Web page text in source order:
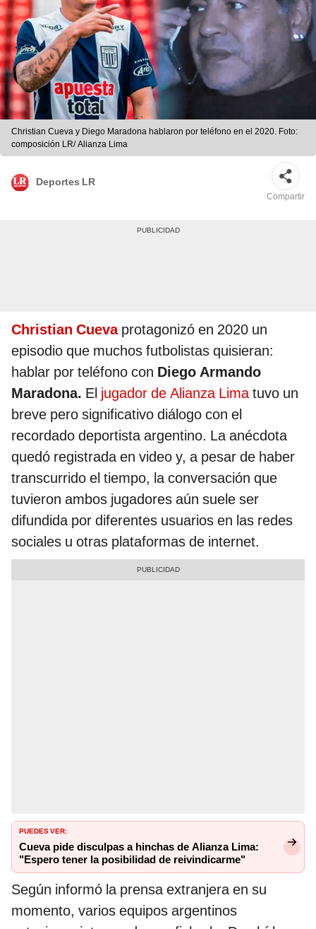
Christian Cueva y Diego Maradona hablaron por teléfono en el 2020. Foto:
composición LR/ Alianza Lima
Deportes LR
Compartir
Christian Cuevaprotagonizó en 2020 un
episodio que muchos futbolistas quisieran:
hablar por teléfono con Diego Armando
Maradona. El jugador de Alianza Limatuvo un
breve pero significativo diálogo con el
recordado deportista argentino. La anécdota
quedó registrada en video y, a pesar de haber
transcurrido el tiempo, la conversación que
tuvieron ambos jugadores aún suele ser
difundida por diferentes usuarios en las redes
sociales u otras plataformas de internet.
PUEDES VER:
Cueva pide disculpas a hinchas de Alianza Lima:
"Espero tener la posibilidad de reivindicarme"
Según informó la prensa extranjera en su
momento, varios equipos argentinos